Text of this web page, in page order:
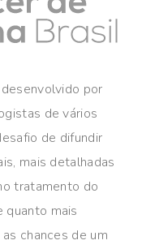
por
de vários
de difundir
mais detalhadas
tratamento do
quanto mais
chances de um